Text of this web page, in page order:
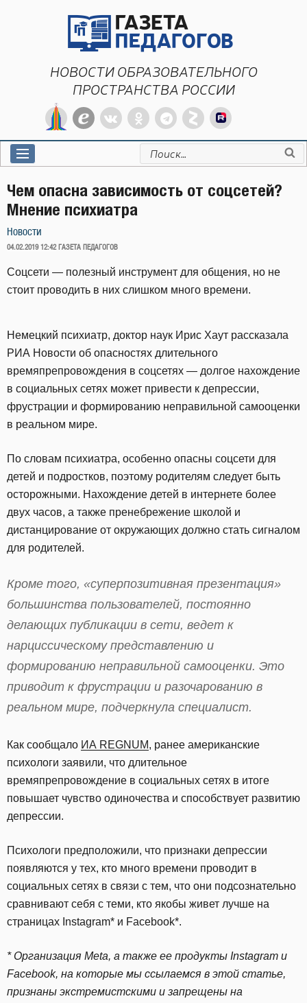
НОВОСТИ ОБРАЗОВАТЕЛЬНОГО
ПРОСТРАНСТВА РОССИИ
Искать:
Чем опасна зависимость от соцсетей?
Мнение психиатра
Новости
ОПУБЛИКОВАНО
04.02.2019 12:42 ГАЗЕТА ПЕДАГОГОВ
Соцсети — полезный инструмент для общения, но не
стоит проводить в них слишком много времени.
Немецкий психиатр, доктор наук Ирис Хаут рассказала
РИА Новости об опасностях длительного
времяпрепровождения в соцсетях — долгое нахождение
в социальных сетях может привести к депрессии,
фрустрации и формированию неправильной самооценки
в реальном мире.
По словам психиатра, особенно опасны соцсети для
детей и подростков, поэтому родителям следует быть
осторожными. Нахождение детей в интернете более
двух часов, а также пренебрежение школой и
дистанцирование от окружающих должно стать сигналом
для родителей.
Кроме того, «суперпозитивная презентация»
большинства пользователей, постоянно
делающих публикации в сети, ведет к
нарциссическому представлению и
формированию неправильной самооценки. Это
приводит к фрустрации и разочарованию в
реальном мире, подчеркнула специалист.
Как сообщало ИА REGNUM, ранее американские
психологи заявили, что длительное
времяпрепровождение в социальных сетях в итоге
повышает чувство одиночества и способствует развитию
депрессии.
Психологи предположили, что признаки депрессии
появляются у тех, кто много времени проводит в
социальных сетях в связи с тем, что они подсознательно
сравнивают себя с теми, кто якобы живет лучше на
страницах Instagram* и Facebook*.
* Организация Meta, а также ее продукты Instagram и
Facebook, на которые мы ссылаемся в этой статье,
признаны экстремистскими и запрещены на